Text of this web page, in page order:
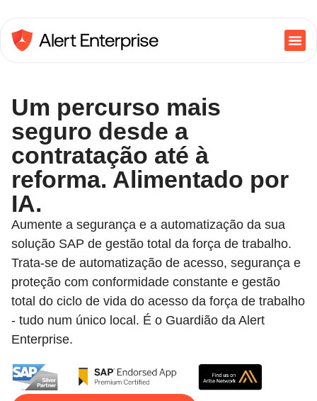
Um percurso mais
seguro desde a
contratação até à
reforma. Alimentado por
IA.
Aumente a segurança e a automatização da sua
solução SAP de gestão total da força de trabalho.
Trata-se de automatização de acesso, segurança e
proteção com conformidade constante e gestão
total do ciclo de vida do acesso da força de trabalho
- tudo num único local. É o Guardião da Alert
Enterprise.